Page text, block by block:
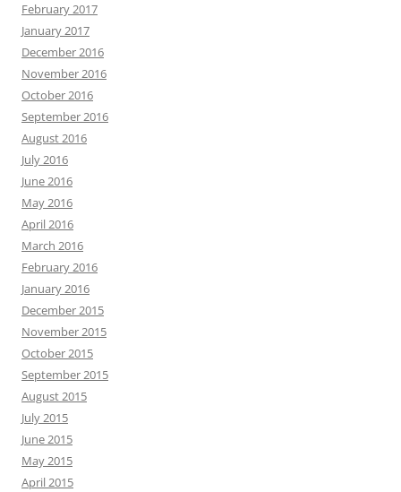
February 2017
January 2017
December 2016
November 2016
October 2016
September 2016
August 2016
July 2016
June 2016
May 2016
April 2016
March 2016
February 2016
January 2016
December 2015
November 2015
October 2015
September 2015
August 2015
July 2015
June 2015
May 2015
April 2015